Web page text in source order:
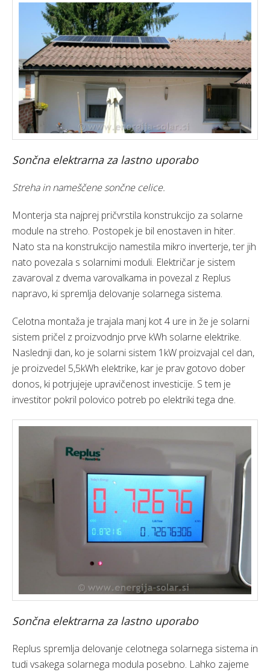
Sončna elektrarna za lastno uporabo
Streha in nameščene sončne celice.
Monterja sta najprej pričvrstila konstrukcijo za solarne
module na streho. Postopek je bil enostaven in hiter.
Nato sta na konstrukcijo namestila mikro inverterje, ter jih
nato povezala s solarnimi moduli. Električar je sistem
zavaroval z dvema varovalkama in povezal z Replus
napravo, ki spremlja delovanje solarnega sistema.
Celotna montaža je trajala manj kot 4 ure in že je solarni
sistem pričel z proizvodnjo prve kWh solarne elektrike.
Naslednji dan, ko je solarni sistem 1kW proizvajal cel dan,
je proizvedel 5,5kWh elektrike, kar je prav gotovo dober
donos, ki potrjujeje upravičenost investicije. S tem je
investitor pokril polovico potreb po elektriki tega dne.
Sončna elektrarna za lastno uporabo
Replus spremlja delovanje celotnega solarnega sistema in
tudi vsakega solarnega modula posebno. Lahko zajeme